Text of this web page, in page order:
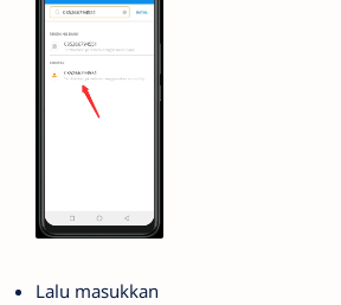
Lalu masukkan